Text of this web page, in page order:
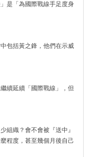
是「為國際戰線手足度身
包括黃之鋒，他們在示威
續延續「國際戰線」，但
組織？會不會被『送中』
程度，甚至幾個月後自己